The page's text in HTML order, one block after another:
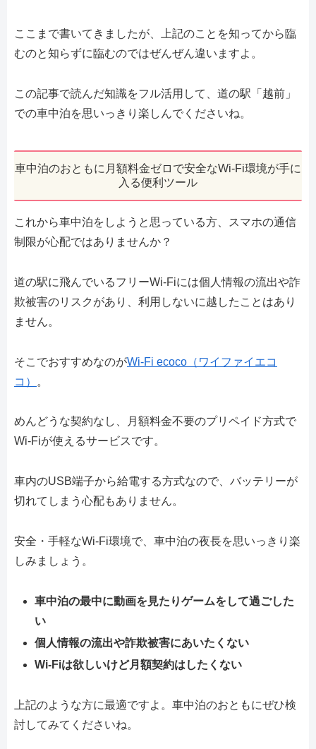
ここまで書いてきましたが、上記のことを知ってから臨
むのと知らずに臨むのではぜんぜん違いますよ。
この記事で読んだ知識をフル活用して、道の駅「越前」
での車中泊を思いっきり楽しんでくださいね。
車中泊のおともに月額料金ゼロで安全なWi-Fi環境が手に
入る便利ツール
これから車中泊をしようと思っている方、スマホの通信
制限が心配ではありませんか？
道の駅に飛んでいるフリーWi-Fiには個人情報の流出や詐
欺被害のリスクがあり、利用しないに越したことはあり
ません。
そこでおすすめなのがWi-Fi ecoco（ワイファイエコ
コ）
。
めんどうな契約なし、月額料金不要のプリペイド方式で
Wi-Fiが使えるサービスです。
車内のUSB端子から給電する方式なので、バッテリーが
切れてしまう心配もありません。
安全・手軽なWi-Fi環境で、車中泊の夜長を思いっきり楽
しみましょう。
車中泊の最中に動画を見たりゲームをして過ごした
い
個人情報の流出や詐欺被害にあいたくない
Wi-Fiは欲しいけど月額契約はしたくない
上記のような方に最適ですよ。車中泊のおともにぜひ検
討してみてくださいね。